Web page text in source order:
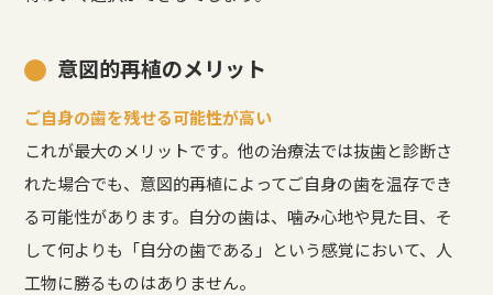
意図的再植のメリット
ご自身の歯を残せる可能性が高い
これが最大のメリットです。他の治療法では抜歯と診断さ
れた場合でも、意図的再植によってご自身の歯を温存でき
る可能性があります。自分の歯は、噛み心地や見た目、そ
して何よりも「自分の歯である」という感覚において、人
工物に勝るものはありません。